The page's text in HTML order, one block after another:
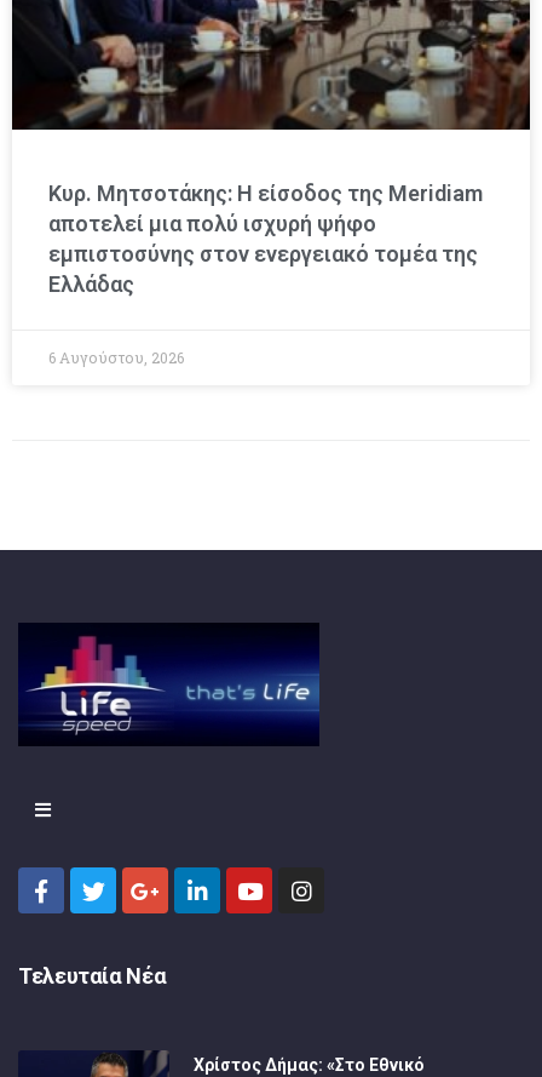
Κυρ. Μητσοτάκης: Η είσοδος της Meridiam
αποτελεί μια πολύ ισχυρή ψήφο
εμπιστοσύνης στον ενεργειακό τομέα της
Ελλάδας
6 Αυγούστου, 2026
Τελευταία Νέα
Χρίστος Δήμας: «Στο Εθνικό